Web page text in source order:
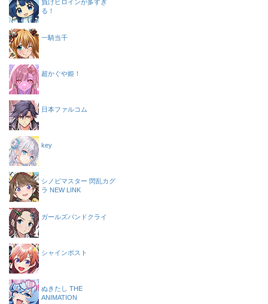
負けヒロインが多すぎ
る！
一騎当千
超かぐや姫！
日本ファルコム
key
シノビマスター 閃乱カグ
ラ NEW LINK
ガールズバンドクライ
シャインポスト
ぬきたし THE
ANIMATION